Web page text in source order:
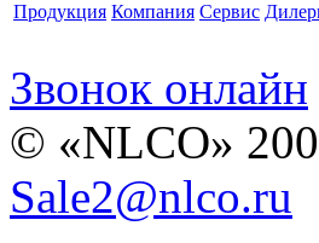
Продукция Компания Сервис
Звонок онлайн
© «NLCO»
Sale2@nlco.ru